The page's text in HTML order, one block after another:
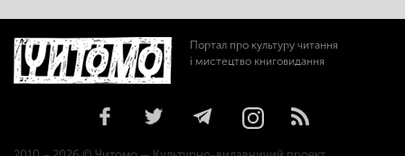
Портал про культуру читання
і мистецтво книговидання